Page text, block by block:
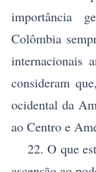
importância
Colômbia
internacionais
consideram
ocidental da
ao Centro e
22. O que